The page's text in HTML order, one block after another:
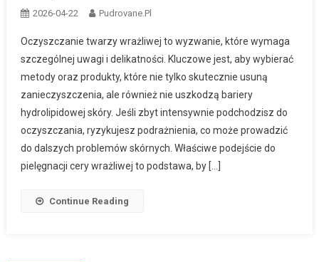
2026-04-22 Pudrovane.pl
Oczyszczanie twarzy wrażliwej to wyzwanie, które wymaga
szczególnej uwagi i delikatności. Kluczowe jest, aby wybierać
metody oraz produkty, które nie tylko skutecznie usuną
zanieczyszczenia, ale również nie uszkodzą bariery
hydrolipidowej skóry. Jeśli zbyt intensywnie podchodzisz do
oczyszczania, ryzykujesz podrażnienia, co może prowadzić
do dalszych problemów skórnych. Właściwe podejście do
pielęgnacji cery wrażliwej to podstawa, by […]
Continue Reading